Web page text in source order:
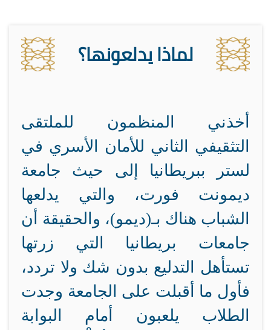
لماذا يدلعونها؟
أخذني المنظمون للملتقى
التثقيفي الثاني للأمان الأسري في
لستر ببريطانيا إلى حيث جامعة
ديمونت فورت، والتي يدلعها
الشباب هناك بـ(ديمو)، والحقيقة أن
جامعات بريطانيا التي زرتها
تستأهل التدليع بدون شك ولا تردد،
فأول ما أقبلت على الجامعة وجدت
الطلاب يلعبون أمام البوابة